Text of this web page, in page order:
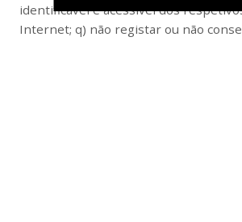
identificável e acessível dos
Internet; q) não registar ou não